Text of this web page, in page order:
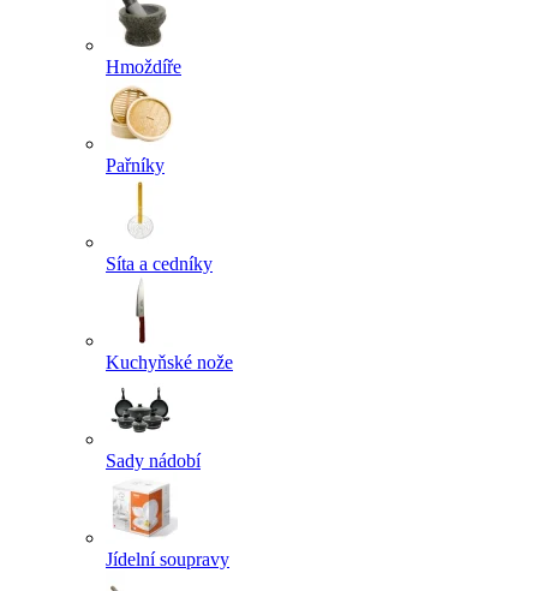
Hmoždíře
Pařníky
Síta a cedníky
Kuchyňské nože
Sady nádobí
Jídelní soupravy